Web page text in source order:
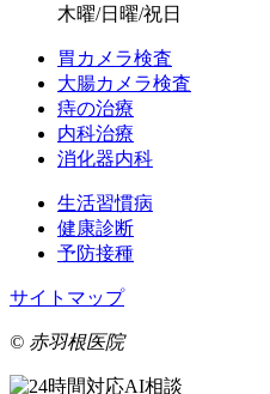
木曜/日曜/祝日
胃カメラ検査
大腸カメラ検査
痔の治療
内科治療
消化器内科
生活習慣病
健康診断
予防接種
サイトマップ
© 赤羽根医院